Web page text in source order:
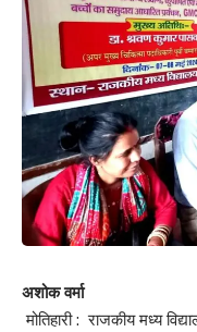
अशोक वर्मा
मोतिहारी : राजकीय मध्य